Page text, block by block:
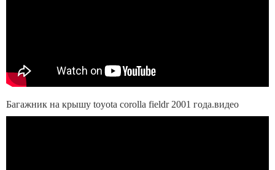
Багажник на крышу toyota corolla fieldr 2001 года.видео